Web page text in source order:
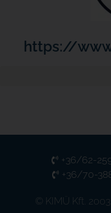
https://
© KIMÜ Kft.
+36/62-
+36/70-